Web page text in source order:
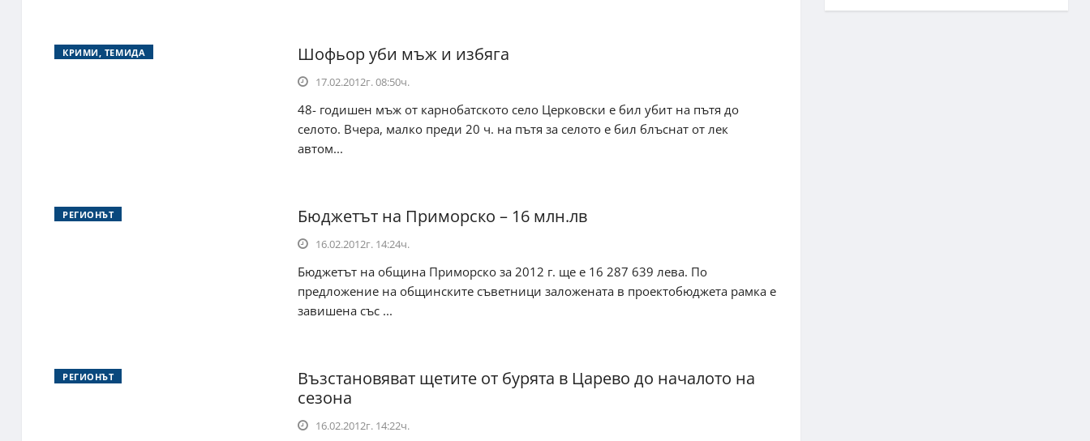
КРИМИ, ТЕМИДА Шофьор уби мъж и избяга
17.02.2012г. 08:50ч.
48- годишен мъж от карнобатското село Церковски е бил убит на пътя до
селото. Вчера, малко преди 20 ч. на пътя за селото е бил блъснат от лек
автом...
РЕГИОНЪТ Бюджетът на Приморско – 16 млн.лв
16.02.2012г. 14:24ч.
Бюджетът на община Приморско за 2012 г. ще е 16 287 639 лева. По
предложение на общинските съветници заложената в проектобюджета рамка е
завишена със ...
РЕГИОНЪТ
Възстановяват щетите от бурята в Царево до началото на
сезона
16.02.2012г. 14:22ч.